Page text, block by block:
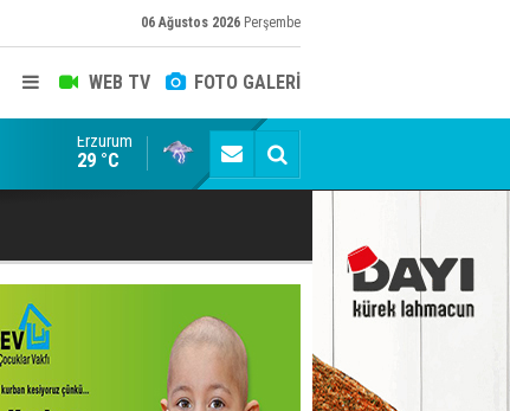
06 Ağustos 2026 Perşembe
WEB TV FOTO GALERİ
Dadaş'a güvenoyu
Erzurum
29 °C